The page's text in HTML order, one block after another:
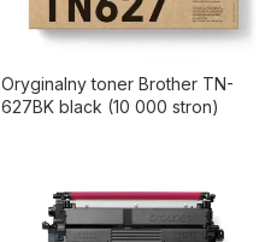
Oryginalny toner Brother TN-
627BK black (10 000 stron)